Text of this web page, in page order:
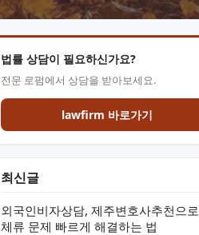
법률 상담이 필요하신가요?
전문 로펌에서 상담을 받아보세요.
lawfirm 바로가기
최신글
외국인비자상담, 제주변호사추천으로
체류 문제 빠르게 해결하는 법